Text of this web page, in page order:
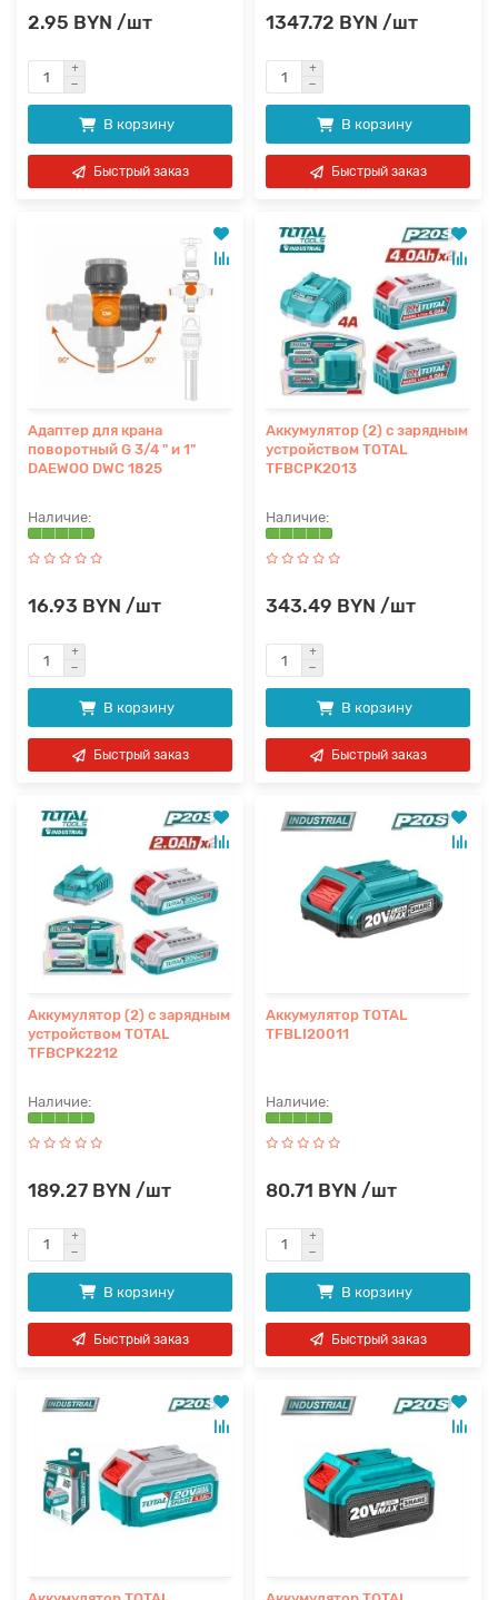
2.95 BYN /шт
В корзину
Быстрый заказ
1347.72 BYN /шт
В корзину
Быстрый заказ
Адаптер для крана
поворотный G 3/4 " и 1"
DAEWOO DWC 1825
16.93 BYN /шт
В корзину
Быстрый заказ
Аккумулятор (2) с зарядным
устройством TOTAL
TFBCPK2013
343.49 BYN /шт
В корзину
Быстрый заказ
Аккумулятор (2) с зарядным
устройством TOTAL
TFBCPK2212
189.27 BYN /шт
В корзину
Быстрый заказ
Аккумулятор TOTAL
TFBLI20011
80.71 BYN /шт
В корзину
Быстрый заказ